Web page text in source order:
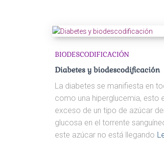
BIODESCODIFICACIÓN
Diabetes y biodescodificación
La diabetes se manifiesta en
como una hiperglucemia, esto
exceso de un tipo de azúcar
glucosa en el torrente
este azúcar no está llegando